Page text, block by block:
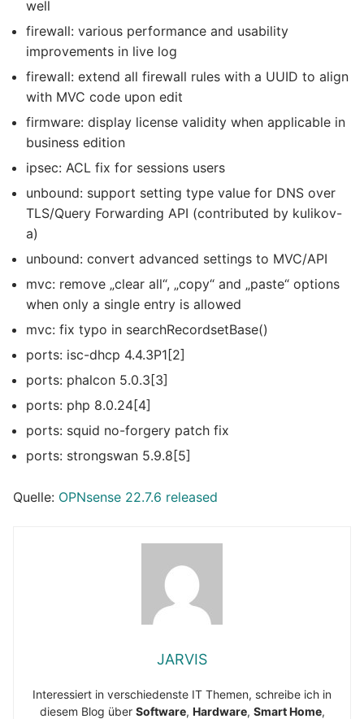
well
firewall: various performance and usability
improvements in live log
firewall: extend all firewall rules with a UUID to align
with MVC code upon edit
firmware: display license validity when applicable in
business edition
ipsec: ACL fix for sessions users
unbound: support setting type value for DNS over
TLS/Query Forwarding API (contributed by kulikov-
a)
unbound: convert advanced settings to MVC/API
mvc: remove „clear all“, „copy“ and „paste“ options
when only a single entry is allowed
mvc: fix typo in searchRecordsetBase()
ports: isc-dhcp 4.4.3P1[2]
ports: phalcon 5.0.3[3]
ports: php 8.0.24[4]
ports: squid no-forgery patch fix
ports: strongswan 5.9.8[5]
Quelle: OPNsense 22.7.6 released
JARVIS
Interessiert in verschiedenste IT Themen, schreibe ich in
diesem Blog über Software, Hardware, Smart Home,